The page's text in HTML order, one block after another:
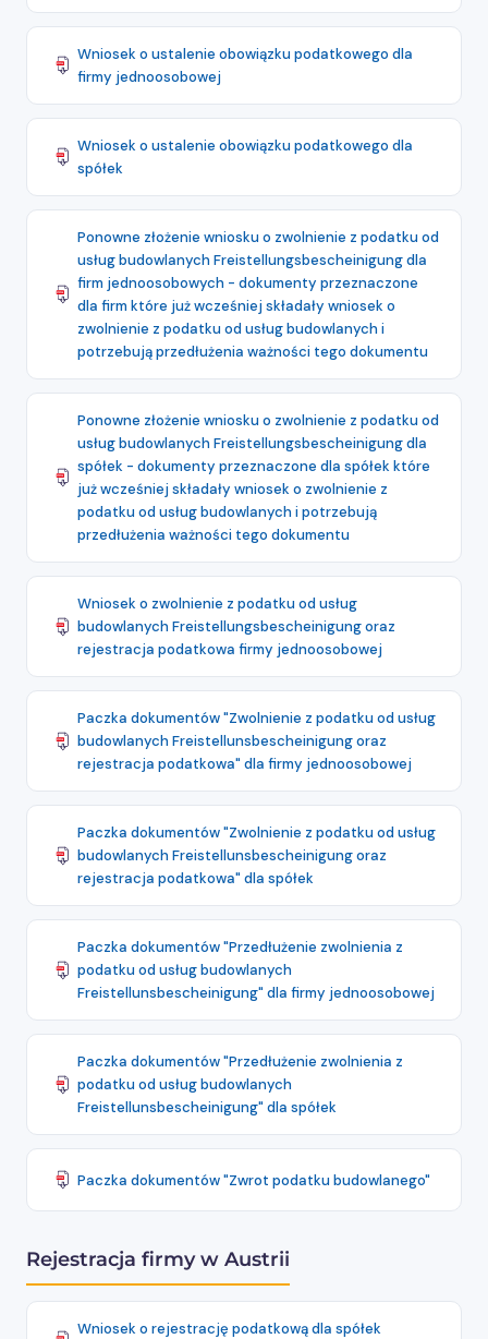
Wniosek o ustalenie obowiązku podatkowego dla
firmy jednoosobowej
Wniosek o ustalenie obowiązku podatkowego dla
spółek
Ponowne złożenie wniosku o zwolnienie z podatku od
usług budowlanych Freistellungsbescheinigung dla
firm jednoosobowych - dokumenty przeznaczone
dla firm które już wcześniej składały wniosek o
zwolnienie z podatku od usług budowlanych i
potrzebują przedłużenia ważności tego dokumentu
Ponowne złożenie wniosku o zwolnienie z podatku od
usług budowlanych Freistellungsbescheinigung dla
spółek - dokumenty przeznaczone dla spółek które
już wcześniej składały wniosek o zwolnienie z
podatku od usług budowlanych i potrzebują
przedłużenia ważności tego dokumentu
Wniosek o zwolnienie z podatku od usług
budowlanych Freistellungsbescheinigung oraz
rejestracja podatkowa firmy jednoosobowej
Paczka dokumentów "Zwolnienie z podatku od usług
budowlanych Freistellunsbescheinigung oraz
rejestracja podatkowa" dla firmy jednoosobowej
Paczka dokumentów "Zwolnienie z podatku od usług
budowlanych Freistellunsbescheinigung oraz
rejestracja podatkowa" dla spółek
Paczka dokumentów "Przedłużenie zwolnienia z
podatku od usług budowlanych
Freistellunsbescheinigung" dla firmy jednoosobowej
Paczka dokumentów "Przedłużenie zwolnienia z
podatku od usług budowlanych
Freistellunsbescheinigung" dla spółek
Paczka dokumentów "Zwrot podatku budowlanego"
Rejestracja firmy w Austrii
Wniosek o rejestrację podatkową dla spółek